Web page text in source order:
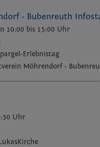
- Bubenreuth
10:00 bis 15:00 Uhr
Erlebnistag
Möhrendorf -
Uhr